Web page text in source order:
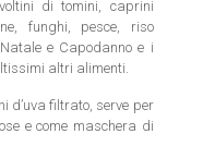
di tomini, caprini
funghi, pesce, riso
e Capodanno e i
altri alimenti.
d’uva filtrato, serve per
e come maschera di